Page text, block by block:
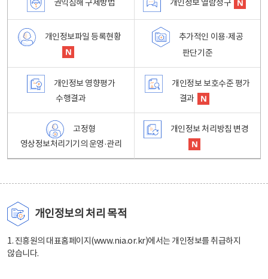
권익침해 구제방법 개인정보 열람청구
개인정보파일 등록현황
추가적인 이용·제공
판단기준
개인정보 영향평가
수행결과
개인정보 보호수준 평가
결과
고정형
영상정보처리기기의 운영·관리
개인정보 처리방침 변경
개인정보의 처리 목적
1. 진흥원의 대표홈페이지(www.nia.or.kr)에서는 개인정보를 취급하지
않습니다.